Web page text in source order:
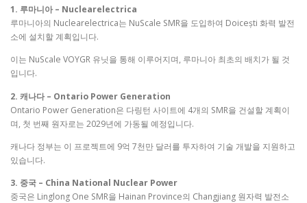
1. 루마니아 – Nuclearelectrica
루마니아의 Nuclearelectrica는 NuScale SMR을 도입하여 Doicești 화력 발전
소에 설치할 계획입니다.
이는 NuScale VOYGR 유닛을 통해 이루어지며, 루마니아 최초의 배치가 될 것
입니다​.
2. 캐나다 – Ontario Power Generation
Ontario Power Generation은 다링턴 사이트에 4개의 SMR을 건설할 계획이
며, 첫 번째 원자로는 2029년에 가동될 예정입니다.
캐나다 정부는 이 프로젝트에 9억 7천만 달러를 투자하여 기술 개발을 지원하고
있습니다​.
3. 중국 – China National Nuclear Power
중국은 Linglong One SMR을 Hainan Province의 Changjiang 원자력 발전소